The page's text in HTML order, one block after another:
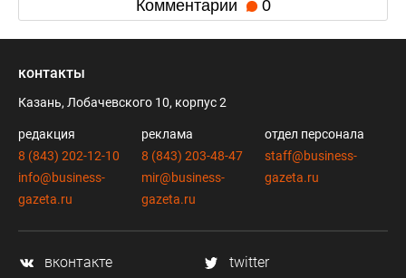
Комментарии 0
контакты
Казань, Лобачевского 10, корпус 2
редакция
8 (843) 202-12-10
info@business-
gazeta.ru
реклама
8 (843) 203-48-47
mir@business-
gazeta.ru
отдел персонала
staff@business-
gazeta.ru
вконтакте
twitter